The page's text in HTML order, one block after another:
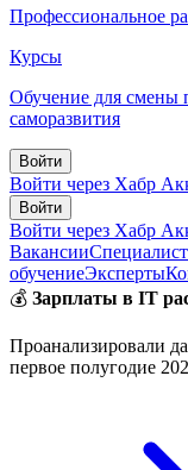
Профессиональное
Курсы
Обучение для смены
саморазвития
Войти
Войти через Хабр
Войти
Войти через Хабр
Вакансии
обучениеЭксперты
💰 Зарплаты в IT
Проанализировали
первое полугодие